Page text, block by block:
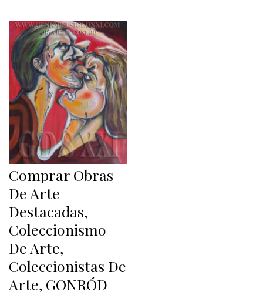
Comprar Obras
De Arte
Destacadas,
Coleccionismo
De Arte,
Coleccionistas De
Arte, GONRÓD